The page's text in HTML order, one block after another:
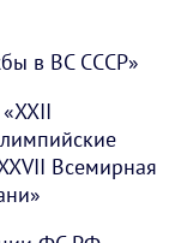
в ВС СССР»
Всемирная